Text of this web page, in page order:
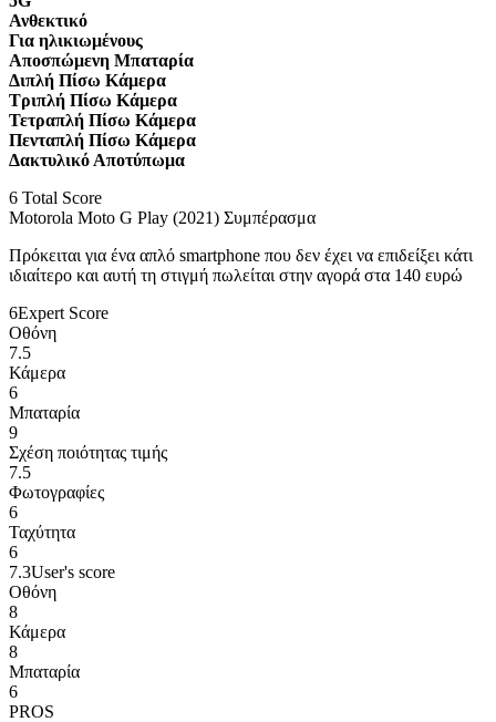
Ανθεκτικό
Για ηλικιωμένους
Αποσπώμενη Μπαταρία
Διπλή Πίσω Κάμερα
Τριπλή Πίσω Κάμερα
Τετραπλή Πίσω Κάμερα
Πενταπλή Πίσω Κάμερα
Δακτυλικό Αποτύπωμα
6 Total Score
Motorola Moto G Play (2021) Συμπέρασμα
Πρόκειται για ένα απλό smartphone που δεν έχει να επιδείξει κάτι
ιδιαίτερο και αυτή τη στιγμή πωλείται στην αγορά στα 140 ευρώ
6Expert Score
Οθόνη
7.5
Κάμερα
6
Μπαταρία
9
Σχέση ποιότητας τιμής
7.5
Φωτογραφίες
6
Ταχύτητα
6
7.3User's score
Οθόνη
8
Κάμερα
8
Μπαταρία
6
PROS